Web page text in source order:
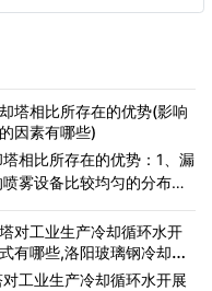
塔相比所存在的优势(影响
因素有哪些)
相比所存在的优势：1、漏
雾设备比较均匀的分布在
风的速度就会比较慢。凉
对工业生产冷却循环水开
有哪些,洛阳玻璃钢冷却塔
工业生产冷却循环水开展